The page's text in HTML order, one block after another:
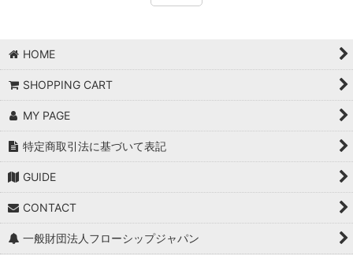
HOME
SHOPPING CART
MY PAGE
特定商取引法に基づいて表記
GUIDE
CONTACT
一般財団法人フローシップジャパン